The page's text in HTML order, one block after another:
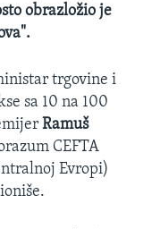
obrazložio je
trgovine i
sa 10 na 100
Ramuš
CEFTA
Evropi)